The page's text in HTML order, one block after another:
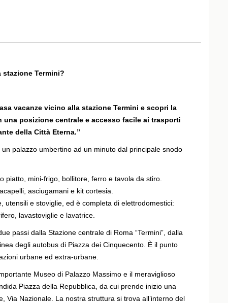
Termini?
vacanze vicino alla stazione Termini e scopri la
posizione centrale e accesso facile ai trasporti
della Città Eterna.”
palazzo umbertino ad un minuto dal principale snodo
piatto, mini-frigo, bollitore, ferro e tavola da stiro.
asciugamani e kit cortesia.
e stoviglie, ed è completa di elettrodomestici:
lavastoviglie e lavatrice.
passi dalla Stazione centrale di Roma “Termini”, dalla
degli autobus di Piazza dei Cinquecento. È il punto
urbane ed extra-urbane.
Museo di Palazzo Massimo e il meraviglioso
Piazza della Repubblica, da cui prende inizio una
Via Nazionale. La nostra struttura si trova all’interno del